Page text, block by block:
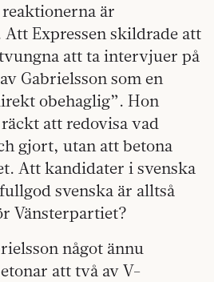
är
Expressen skildrade att
att ta intervjuer på
Gabrielsson som en
obehaglig”. Hon
att redovisa vad
gjort, utan att betona
Att kandidater i svenska
svenska är alltså
Vänsterpartiet?
något ännu
att två av V-